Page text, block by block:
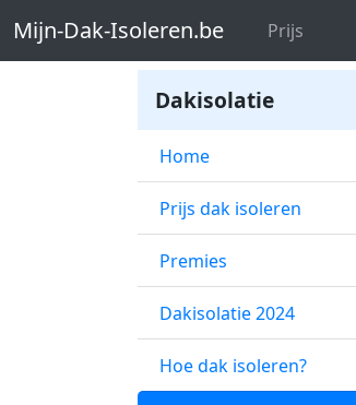
Mijn-Dak-Isoleren.be Prijs
Mijn-Dak-Isoleren.be
Dakisolatie
Home
Prijs dak isoleren
Premies
Dakisolatie 2024
Hoe dak isoleren?